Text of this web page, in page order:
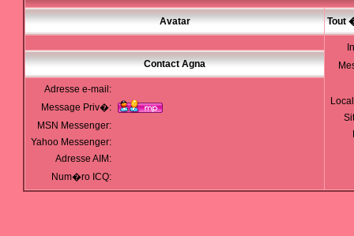
Avatar Tout
Contact Agna
Adresse e-mail:
Message Priv�:
MSN Messenger:
Yahoo Messenger:
Adresse AIM:
Num�ro ICQ: